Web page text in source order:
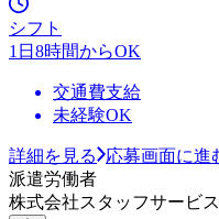
シフト
1日8時間からOK
交通費支給
未経験OK
詳細を見る
応募画面に進
派遣労働者
株式会社スタッフサービス